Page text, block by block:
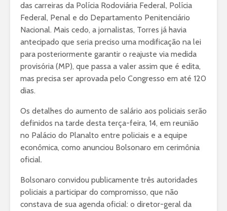
das carreiras da Polícia Rodoviária Federal, Polícia
Federal, Penal e do Departamento Penitenciário
Nacional. Mais cedo, a jornalistas, Torres já havia
antecipado que seria preciso uma modificação na lei
para posteriormente garantir o reajuste via medida
provisória (MP), que passa a valer assim que é edita,
mas precisa ser aprovada pelo Congresso em até 120
dias.
Os detalhes do aumento de salário aos policiais serão
definidos na tarde desta terça-feira, 14, em reunião
no Palácio do Planalto entre policiais e a equipe
econômica, como anunciou Bolsonaro em cerimônia
oficial.
Bolsonaro convidou publicamente três autoridades
policiais a participar do compromisso, que não
constava de sua agenda oficial: o diretor-geral da